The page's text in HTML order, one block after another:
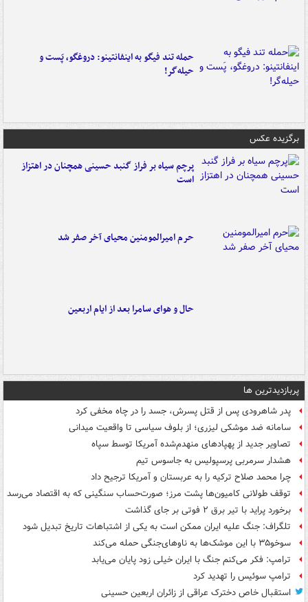
حمله تند فیگو به اینفانتینو: دروغگو، پَست‌ و
حیله‌گر!
برگزیده عکس
پرچم سیاه بر فراز گنبد حسینی همچنان در اهتزاز
است
حرم امیرالمومنین محیای آخر صفر شد
حال و هوای سامرا بعد از ایام اربعین
پربازدیدترین ها
پدر شاهرودی پس از قتل پسرش، جسد را در چاه مخفی کرد
سامانه ضد موشکی لیزری؛ از بلوف سیاسی تا واقعیت میدانی
تصاویر جدید از پهپادهای منهدم‌شده آمریکا توسط سپاه
هشدار سرمربی پرسپولیس به جاسوس تیم
چرا محمد صلاح ترکیه را به عربستان و آمریکا ترجیح داد
توقف طولانی کامیون‌ها پشت مرز؛ صورت‌حساب سنگینی که به اقتصاد می‌رسد
برخورد پراید با تیر برق ۲ فوتی بر جای گذاشت
تلگراف: جنگ علیه ایران ممکن است به یکی از اشتباهات تاریخ تبدیل شود
سوخو۳۵ با این موشک‌ها به ناوهای‌جنگی حمله می‌کند
ترامپ: فکر می‌کنم جنگ با ایران خیلی زود پایان می‌یابد
ترامپ سوئیس را تهدید کرد
استقبال خاص دخترک عراقی از زائران اربعین حسینی